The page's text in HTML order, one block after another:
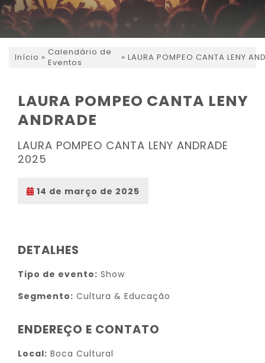
Início » Calendário de
Eventos
» LAURA POMPEO CANTA LENY
LAURA POMPEO CANTA LENY
ANDRADE
LAURA POMPEO CANTA LENY ANDRADE
2025
14 de março de 2025
DETALHES
Tipo de evento: Show
Segmento: Cultura & Educação
ENDEREÇO E CONTATO
Local: Boca Cultural